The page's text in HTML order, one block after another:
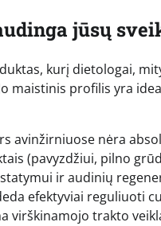
jūsų
kurį dietologai,
maistinis profilis yra
avinžirniuose nėra
(pavyzdžiui, pilno
ir audinių
efektyviai reguliuoti
virškinamojo trakto